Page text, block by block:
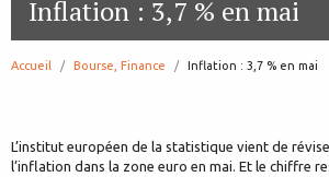
Inflation : 3,7 % en mai
Accueil Bourse, Finance page:
Inflation : 3,7 % en mai
L’institut européen de la statistique vient de
l’inflation dans la zone euro en mai. Et le chiffre